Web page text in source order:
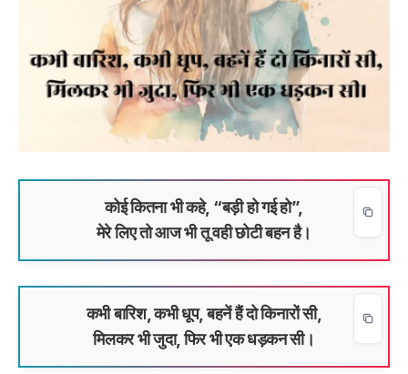
कोई कितना भी कहे, “बड़ी हो गई हो”,
मेरे लिए तो आज भी तू वही छोटी बहन है।
कभी बारिश, कभी धूप, बहनें हैं दो किनारों सी,
मिलकर भी जुदा, फिर भी एक धड़कन सी।